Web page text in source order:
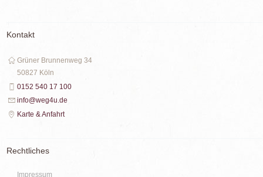
Kontakt
Grüner Brunnenweg 34
50827 Köln
0152 540 17 100
info@weg4u.de
Karte & Anfahrt
Rechtliches
Impressum